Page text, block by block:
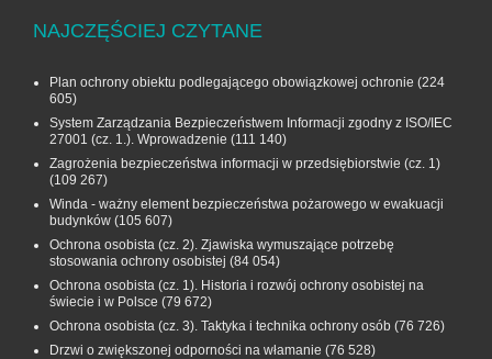
NAJCZĘŚCIEJ CZYTANE
Plan ochrony obiektu podlegającego obowiązkowej ochronie (224
605)
System Zarządzania Bezpieczeństwem Informacji zgodny z ISO/IEC
27001 (cz. 1.). Wprowadzenie (111 140)
Zagrożenia bezpieczeństwa informacji w przedsiębiorstwie (cz. 1)
(109 267)
Winda - ważny element bezpieczeństwa pożarowego w ewakuacji
budynków (105 607)
Ochrona osobista (cz. 2). Zjawiska wymuszające potrzebę
stosowania ochrony osobistej (84 054)
Ochrona osobista (cz. 1). Historia i rozwój ochrony osobistej na
świecie i w Polsce (79 672)
Ochrona osobista (cz. 3). Taktyka i technika ochrony osób (76 726)
Drzwi o zwiększonej odporności na włamanie (76 528)